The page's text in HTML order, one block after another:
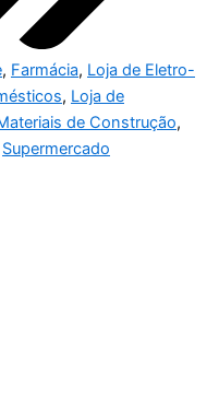
, Farmácia, Loja de Eletro-
, Loja de
de Construção,
Supermercado